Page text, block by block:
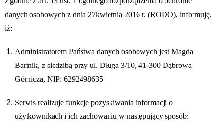
danych osobowych z dnia 27kwietnia 2016 r. (RODO), informuję,
iż:
Administratorem Państwa danych osobowych jest Magda
Bartnik, z siedzibą przy ul. Długa 3/10, 41-300 Dąbrowa
Górnicza, NIP: 6292498635
Serwis realizuje funkcje pozyskiwania informacji o
użytkownikach i ich zachowaniu w następujący sposób: